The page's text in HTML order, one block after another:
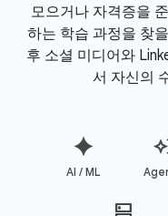
모으거나 자격증을
하는 학습 과정을 찾
후 소셜 미디어와
서 자신의
AI / ML